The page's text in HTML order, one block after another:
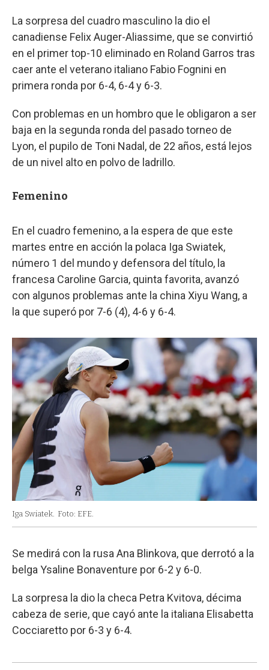
La sorpresa del cuadro masculino la dio el
canadiense Felix Auger-Aliassime, que se convirtió
en el primer top-10 eliminado en Roland Garros tras
caer ante el veterano italiano Fabio Fognini en
primera ronda por 6-4, 6-4 y 6-3.
Con problemas en un hombro que le obligaron a ser
baja en la segunda ronda del pasado torneo de
Lyon, el pupilo de Toni Nadal, de 22 años, está lejos
de un nivel alto en polvo de ladrillo.
Femenino
En el cuadro femenino, a la espera de que este
martes entre en acción la polaca Iga Swiatek,
número 1 del mundo y defensora del título, la
francesa Caroline Garcia, quinta favorita, avanzó
con algunos problemas ante la china Xiyu Wang, a
la que superó por 7-6 (4), 4-6 y 6-4.
Iga Swiatek. Foto: EFE.
Se medirá con la rusa Ana Blinkova, que derrotó a la
belga Ysaline Bonaventure por 6-2 y 6-0.
La sorpresa la dio la checa Petra Kvitova, décima
cabeza de serie, que cayó ante la italiana Elisabetta
Cocciaretto por 6-3 y 6-4.